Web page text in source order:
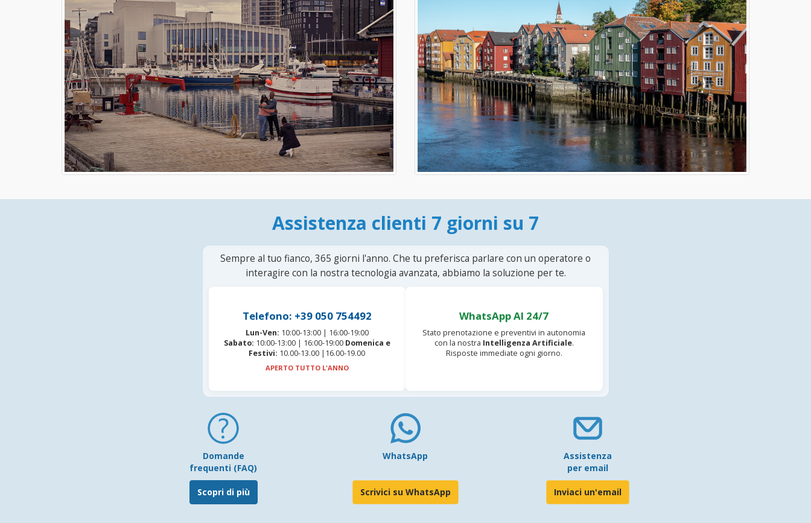
Assistenza clienti 7 giorni su 7
Sempre al tuo fianco, 365 giorni l'anno. Che tu preferisca parlare con un operatore o
interagire con la nostra tecnologia avanzata, abbiamo la soluzione per te.
Telefono: +39 050 754492
Lun-Ven: 10:00-13:00 | 16:00-19:00
Sabato: 10:00-13:00 | 16:00-19:00 Domenica e
Festivi: 10.00-13.00 |16.00-19.00
APERTO TUTTO L'ANNO
WhatsApp AI 24/7
Stato prenotazione e preventivi in autonomia
con la nostra Intelligenza Artificiale.
Risposte immediate ogni giorno.
Domande
frequenti (FAQ)
Scopri di più
WhatsApp
Scrivici su WhatsApp
Assistenza
per email
Inviaci un'email